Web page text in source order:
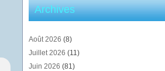
Archives
Août 2026 (8)
Juillet 2026 (11)
Juin 2026 (81)